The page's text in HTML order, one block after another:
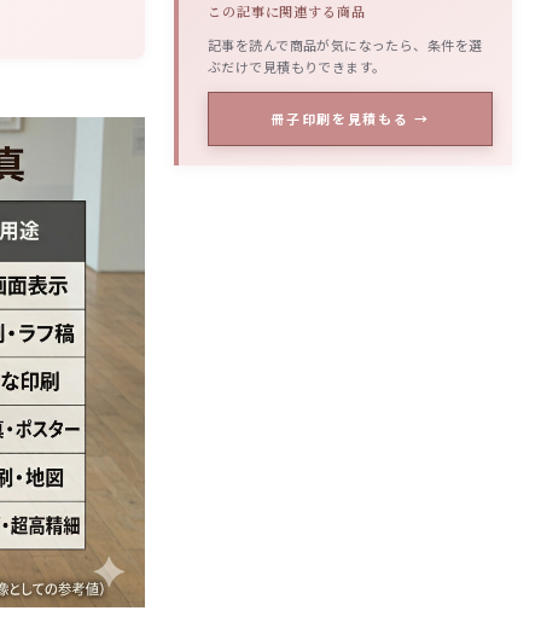
この記事に関連する商品
記事を読んで商品が気になったら、条件を選
ぶだけで見積もりできます。
冊子印刷を見積もる →